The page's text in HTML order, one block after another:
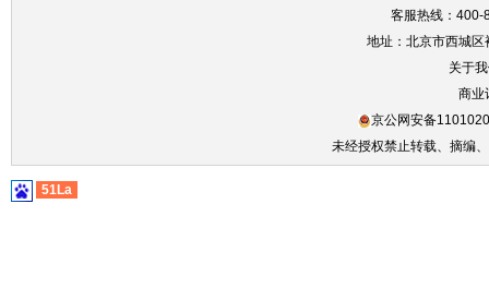
客服热线：
地址：北京市西城
关于
商业
京公网安备
未经授权禁止转载、摘编
51La